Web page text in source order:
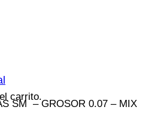
carrito.
SM – GROSOR 0.07 – MIX